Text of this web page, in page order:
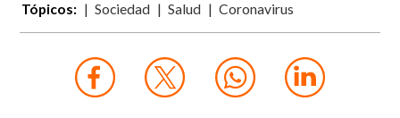
Tópicos: Sociedad Salud Coronavirus